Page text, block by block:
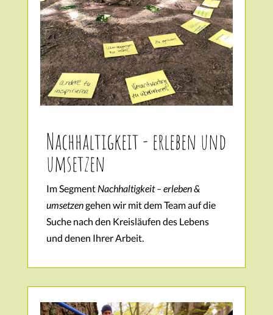
Nachhaltigkeit - erleben und
umsetzen
Im Segment Nachhaltigkeit – erleben &
umsetzengehen wir mit dem Team auf die
Suche nach den Kreisläufen des Lebens
und denen Ihrer Arbeit.